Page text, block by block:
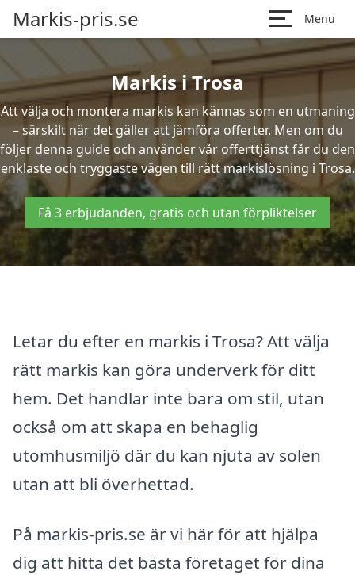
Markis-pris.se Menu
Markis i Trosa
Att välja och montera markis kan kännas som en utmaning
– särskilt när det gäller att jämföra offerter. Men om du
följer denna guide och använder vår offerttjänst får du den
enklaste och tryggaste vägen till rätt markislösning i Trosa.
Få 3 erbjudanden, gratis och utan förpliktelser
Letar du efter en markis i Trosa? Att välja
rätt markis kan göra underverk för ditt
hem. Det handlar inte bara om stil, utan
också om att skapa en behaglig
utomhusmiljö där du kan njuta av solen
utan att bli överhettad.
På markis-pris.se är vi här för att hjälpa
dig att hitta det bästa företaget för dina